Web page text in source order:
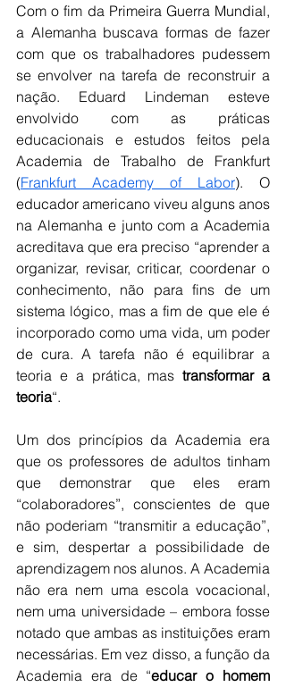
Com o fim da Primeira Guerra Mundial,
a Alemanha buscava formas de fazer
com que os trabalhadores pudessem
se envolver na tarefa de reconstruir a
nação. Eduard Lindeman esteve
envolvido com as práticas
educacionais e estudos feitos pela
Academia de Trabalho de Frankfurt
(Frankfurt Academy of Labor). O
educador americano viveu alguns anos
na Alemanha e junto com a Academia
acreditava que era preciso “aprender a
organizar, revisar, criticar, coordenar o
conhecimento, não para fins de um
sistema lógico, mas a fim de que ele é
incorporado como uma vida, um poder
de cura. A tarefa não é equilibrar a
teoria e a prática, mas transformar a
teoria“.
Um dos princípios da Academia era
que os professores de adultos tinham
que demonstrar que eles eram
“colaboradores”, conscientes de que
não poderiam “transmitir a educação”,
e sim, despertar a possibilidade de
aprendizagem nos alunos. A Academia
não era nem uma escola vocacional,
nem uma universidade – embora fosse
notado que ambas as instituições eram
necessárias. Em vez disso, a função da
Academia era de “educar o homem